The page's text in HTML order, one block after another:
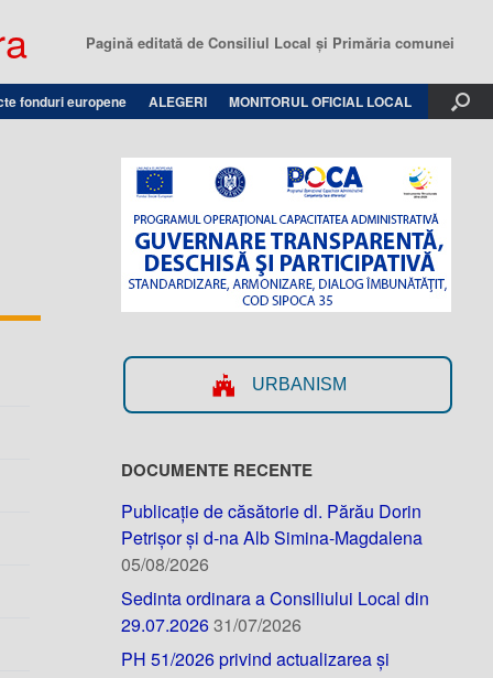
Pagină editată de Consiliul Local şi Primăria comunei
fonduri europene ALEGERI MONITORUL OFICIAL LOCAL
URBANISM
DOCUMENTE RECENTE
Publicație de căsătorie dl. Părău Dorin
Petrișor și d-na Alb Simina-Magdalena
05/08/2026
Sedinta ordinara a Consiliului Local din
29.07.202631/07/2026
PH 51/2026 privind actualizarea și